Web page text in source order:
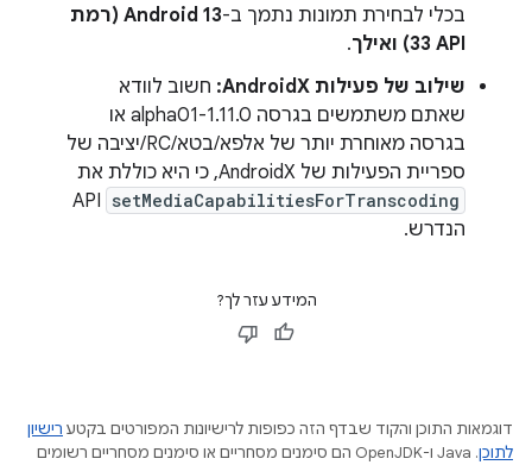
בכלי לבחירת תמונות נתמך ב-
Android 13 (רמת
API‏ 33) ואילך
.
שילוב של פעילות AndroidX:
חשוב לוודא
שאתם משתמשים בגרסה 1.11.0-alpha01 או
בגרסה מאוחרת יותר של אלפא/בטא/RC/יציבה של
ספריית הפעילות של AndroidX, כי היא כוללת את
setMediaCapabilitiesForTranscoding
API
הנדרש.
המידע עזר לך?
דוגמאות התוכן והקוד שבדף הזה כפופות לרישיונות המפורטים בקטע רישיון
לתוכן
.‏ Java ו-OpenJDK הם סימנים מסחריים או סימנים מסחריים רשומים